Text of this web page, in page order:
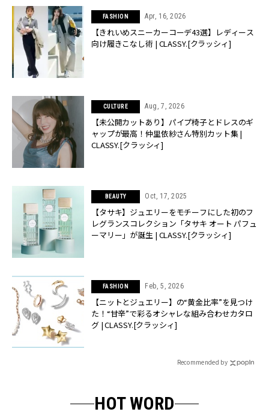
FASHION Apr, 16, 2026
【きれいめスニーカーコーデ43選】レディース
向け履きこなし術 | CLASSY.[クラッシィ]
CULTURE Aug, 7, 2026
【未公開カットあり】パイプ椅子とドレスのギ
ャップが最高！仲里依紗さん特別カット集 |
CLASSY.[クラッシィ]
BEAUTY Oct, 17, 2025
【タサキ】ジュエリーをモチーフにした初のフ
レグランスコレクション「タサキ オート パフュ
ーマリー」が誕生 | CLASSY.[クラッシィ]
FASHION Feb, 5, 2026
【ニットとジュエリー】の“黄金比率”を見つけ
た！“甘辛”で彩るオシャレな組み合わせカタロ
グ | CLASSY.[クラッシィ]
Recommended by
HOT WORD